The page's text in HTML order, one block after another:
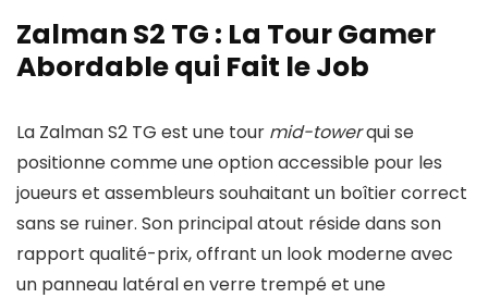
Zalman S2 TG : La Tour Gamer
Abordable qui Fait le Job
La Zalman S2 TG est une tour mid-towerqui se
positionne comme une option accessible pour les
joueurs et assembleurs souhaitant un boîtier correct
sans se ruiner. Son principal atout réside dans son
rapport qualité-prix, offrant un look moderne avec
un panneau latéral en verre trempé et une